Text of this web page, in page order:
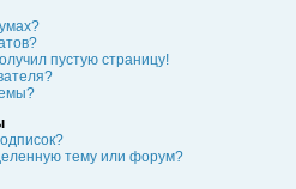
пустую страницу!
тему или форум?